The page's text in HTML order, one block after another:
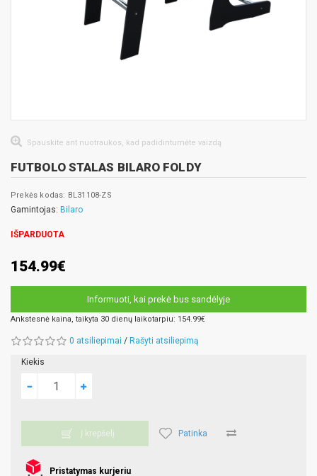
Spauskite ant nuotraukos, kad padidintumėte vaizdą
FUTBOLO STALAS BILARO FOLDY
Prekės kodas: BL31108-ZS
Gamintojas: Bilaro
IŠPARDUOTA
154.99€
Informuoti, kai prekė bus sandėlyje
Ankstesnė kaina, taikyta 30 dienų laikotarpiu: 154.99€
0 atsiliepimai / Rašyti atsiliepimą
Kiekis
Į krepšelį Patinka
Pristatymas kurjeriu